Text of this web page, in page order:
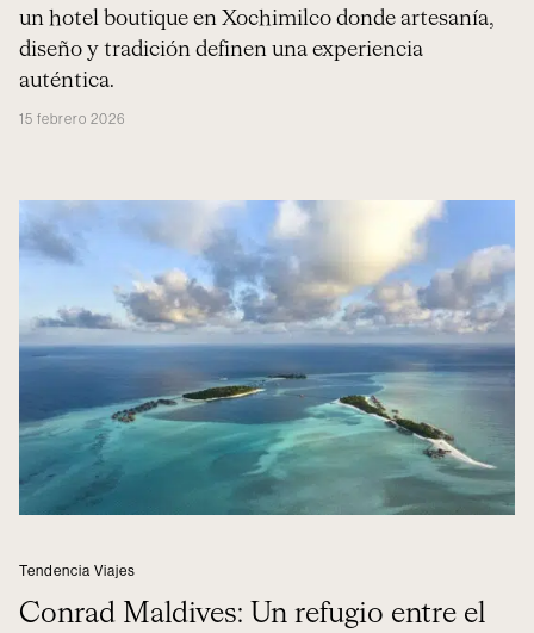
un hotel boutique en Xochimilco donde artesanía,
diseño y tradición definen una experiencia
auténtica.
15 febrero 2026
Tendencia Viajes
Conrad Maldives: Un refugio entre el